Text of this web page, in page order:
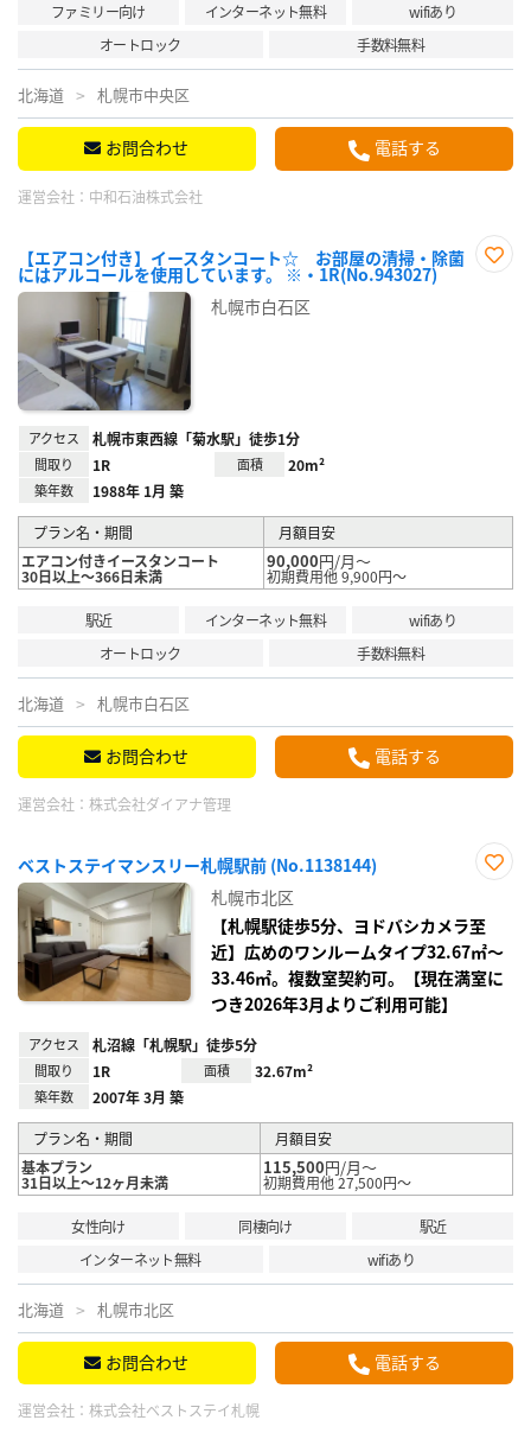
ファミリー向け インターネット無料
wifiあり
オートロック
手数料無料
北海道 札幌市中央区
お問合わせ 電話する
運営会社： 中和石油株式会社
【エアコン付き】イースタンコート☆ お部屋の清掃・除菌
にはアルコールを使用しています。 ※・1R(No.943027)
札幌市白石区
アクセス 札幌市東西線「菊水駅」徒歩1分
間取り 1R 面積 20m²
築年数 1988年 1月 築
プラン名・期間
月額目安
エアコン付きイースタンコート
30日以上～366日未満
90,000円/月～
初期費用他 9,900円～
駅近 インターネット無料
wifiあり
オートロック
手数料無料
北海道 札幌市白石区
お問合わせ 電話する
運営会社： 株式会社ダイアナ管理
ベストステイマンスリー札幌駅前 (No.1138144)
り登
録
札幌市北区
【札幌駅徒歩5分、ヨドバシカメラ至
近】広めのワンルームタイプ32.67㎡～
33.46㎡。複数室契約可。【現在満室に
つき2026年3月よりご利用可能】
アクセス 札沼線「札幌駅」徒歩5分
間取り 1R 面積 32.67m²
築年数 2007年 3月 築
プラン名・期間
月額目安
基本プラン
31日以上～12ヶ月未満
115,500円/月～
初期費用他 27,500円～
女性向け 同棲向け
駅近
インターネット無料
wifiあり
北海道 札幌市北区
お問合わせ 電話する
運営会社： 株式会社ベストステイ札幌